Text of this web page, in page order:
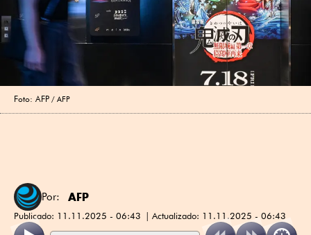
Foto: AFP AFP
Por: AFP
Publicado: 11.11.2025 - 06:43 Actualizado: 11.11.2025 - 06:43